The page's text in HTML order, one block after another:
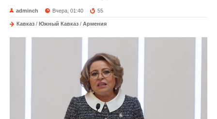
adminch Вчера, 01:40 55
Кавказ / Южный Кавказ / Армения